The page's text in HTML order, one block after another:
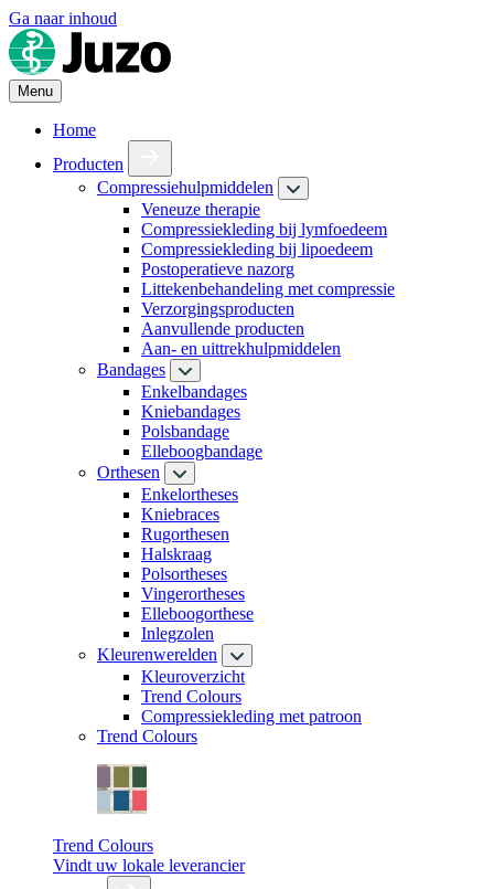
Ga naar inhoud
Menu
Home
Producten
Compressiehulpmiddelen
Veneuze therapie
Compressiekleding bij lymfoedeem
Compressiekleding bij lipoedeem
Postoperatieve nazorg
Littekenbehandeling met compressie
Verzorgingsproducten
Aanvullende producten
Aan- en uittrekhulpmiddelen
Bandages
Enkelbandages
Kniebandages
Polsbandage
Elleboogbandage
Orthesen
Enkelortheses
Kniebraces
Rugorthesen
Halskraag
Polsortheses
Vingerortheses
Elleboogorthese
Inlegzolen
Kleurenwerelden
Kleuroverzicht
Trend Colours
Compressiekleding met patroon
Trend Colours
Trend Colours
Vindt uw lokale leverancier